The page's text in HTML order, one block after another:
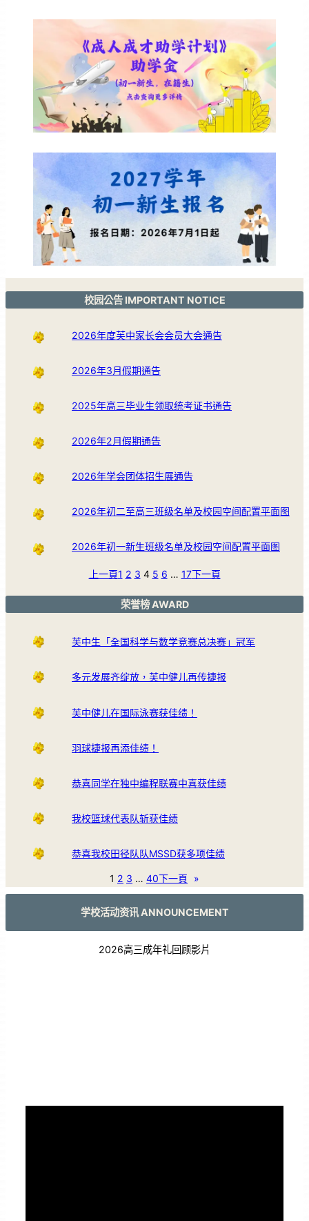
校园公告 IMPORTANT NOTICE
2026年度芙中家长会会员大会通告
2026年3月假期通告
2025年高三毕业生领取统考证书通告
2026年2月假期通告
2026年学会团体招生展通告
2026年初二至高三班级名单及校园空间配置平面图
2026年初一新生班级名单及校园空间配置平面图
上一頁1 2 3 4 5 6 … 17下一頁
荣誉榜 AWARD
芙中生「全国科学与数学竞赛总决赛」冠军
多元发展齐绽放，芙中健儿再传捷报
芙中健儿在国际泳赛获佳绩！
羽球捷报再添佳绩！
恭喜同学在独中编程联赛中喜获佳绩
我校篮球代表队斩获佳绩
恭喜我校田径队队MSSD获多项佳绩
1 2 3 … 40下一頁 »
学校活动资讯 ANNOUNCEMENT
2026高三成年礼回顾影片